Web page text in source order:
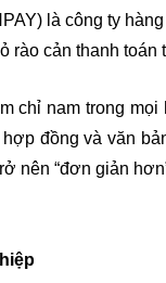
là công ty
rào cản thanh toán
chỉ nam trong
đồng và văn
nên “đơn giản